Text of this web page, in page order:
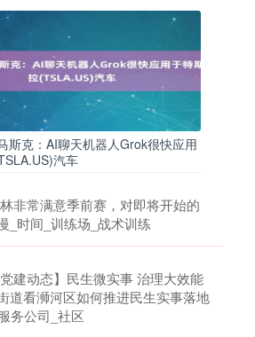
斯克：AI聊天机器人Grok很快应用
汽车
非常满意季前赛，对即将开始的
_时间_训练场_战术训练
建动态】民生微实事 治理大效能
看浉河区如何推进民生实事落地
务公司_社区